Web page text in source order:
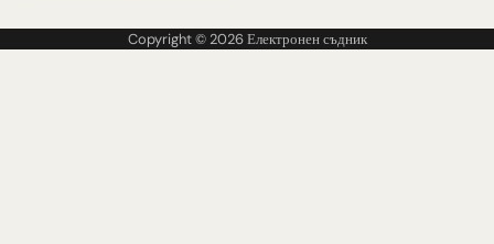
Copyright © 2026Електронен съдник